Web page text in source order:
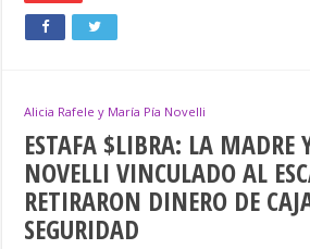
Alicia Rafele y María Pía Novelli
ESTAFA $LIBRA: LA MADRE
NOVELLI VINCULADO AL
RETIRARON DINERO DE
SEGURIDAD